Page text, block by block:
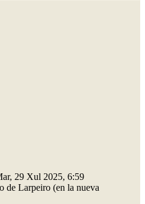
29 Xul 2025, 6:59
de Larpeiro (en la nueva